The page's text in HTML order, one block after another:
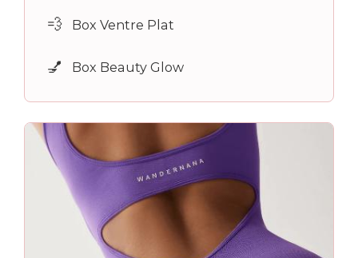
💨 Box Ventre Plat
💅 Box Beauty Glow